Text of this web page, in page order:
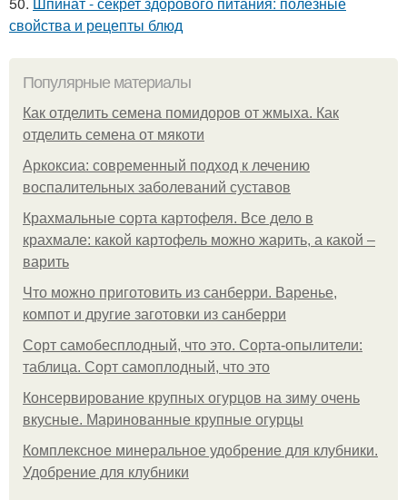
свойства и рецепты блюд
Популярные материалы
Как отделить семена помидоров от жмыха. Как
отделить семена от мякоти
Аркоксиа: современный подход к лечению
воспалительных заболеваний суставов
Крахмальные сорта картофеля. Все дело в
крахмале: какой картофель можно жарить, а какой –
варить
Что можно приготовить из санберри. Варенье,
компот и другие заготовки из санберри
Сорт самобесплодный, что это. Сорта-опылители:
таблица. Сорт самоплодный, что это
Консервирование крупных огурцов на зиму очень
вкусные. Маринованные крупные огурцы
Комплексное минеральное удобрение для клубники.
Удобрение для клубники